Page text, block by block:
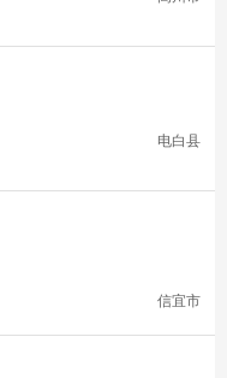
电白县
信宜市